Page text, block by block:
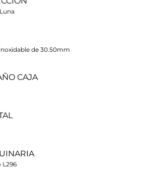
de 30.50mm
CAJA
L296